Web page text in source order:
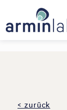
< zurück